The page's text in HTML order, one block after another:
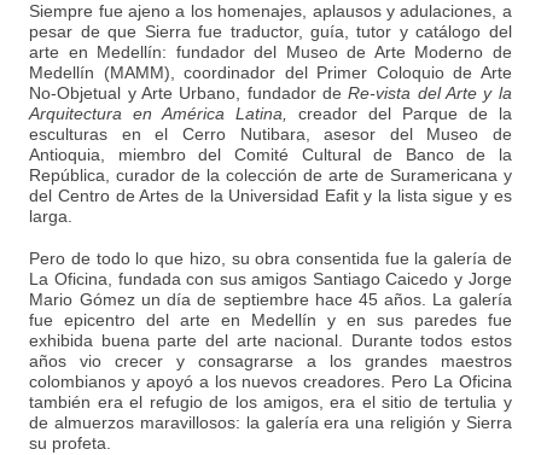
Siempre fue ajeno a los homenajes, aplausos y adulaciones, a
pesar de que Sierra fue traductor, guía, tutor y catálogo del
arte en Medellín: fundador del Museo de Arte Moderno de
Medellín (MAMM), coordinador del Primer Coloquio de Arte
No-Objetual y Arte Urbano, fundador deRe-vista del Arte y la
Arquitectura en América Latina,
creador del Parque de la
esculturas en el Cerro Nutibara, asesor del Museo de
Antioquia, miembro del Comité Cultural de Banco de la
República, curador de la colección de arte de Suramericana y
del Centro de Artes de la Universidad Eafit y la lista sigue y es
larga.
Pero de todo lo que hizo, su obra consentida fue la galería de
La Oficina, fundada con sus amigos Santiago Caicedo y Jorge
Mario Gómez un día de septiembre hace 45 años. La galería
fue epicentro del arte en Medellín y en sus paredes fue
exhibida buena parte del arte nacional. Durante todos estos
años vio crecer y consagrarse a los grandes maestros
colombianos y apoyó a los nuevos creadores. Pero La Oficina
también era el refugio de los amigos, era el sitio de tertulia y
de almuerzos maravillosos: la galería era una religión y Sierra
su profeta.